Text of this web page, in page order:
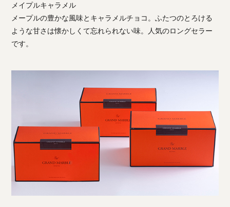
メイプルキャラメル
メープルの豊かな風味とキャラメルチョコ。ふたつのとろける
ような甘さは懐かしくて忘れられない味。人気のロングセラー
です。